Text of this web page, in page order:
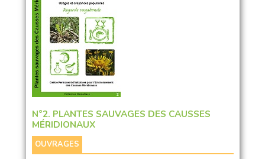
N°2. PLANTES SAUVAGES DES CAUSSES
MÉRIDIONAUX
OUVRAGES